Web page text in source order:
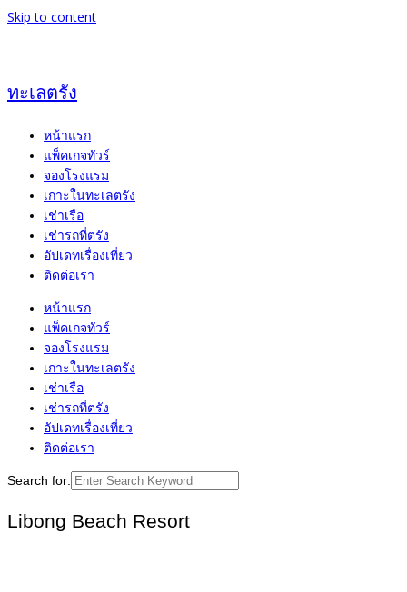
Skip to content
ทะเลตรัง
หน้าแรก
แพ็คเกจทัวร์
จองโรงแรม
เกาะในทะเลตรัง
เช่าเรือ
เช่ารถที่ตรัง
อัปเดทเรื่องเที่ยว
ติดต่อเรา
หน้าแรก
แพ็คเกจทัวร์
จองโรงแรม
เกาะในทะเลตรัง
เช่าเรือ
เช่ารถที่ตรัง
อัปเดทเรื่องเที่ยว
ติดต่อเรา
Search for:
Libong Beach Resort